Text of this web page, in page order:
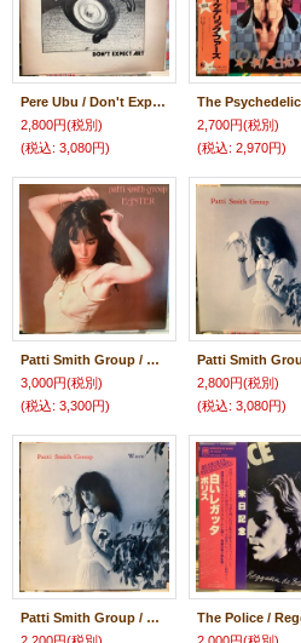
Pere Ubu / Don't Expect Art
2,800円(税別)
(税込: 3,080円)
2,700円(税別)
(税込: 2,970円)
Patti Smith Group / Easter
3,000円(税別)
(税込: 3,300円)
2,800円(税別)
(税込: 3,080円)
Patti Smith Group / Wave